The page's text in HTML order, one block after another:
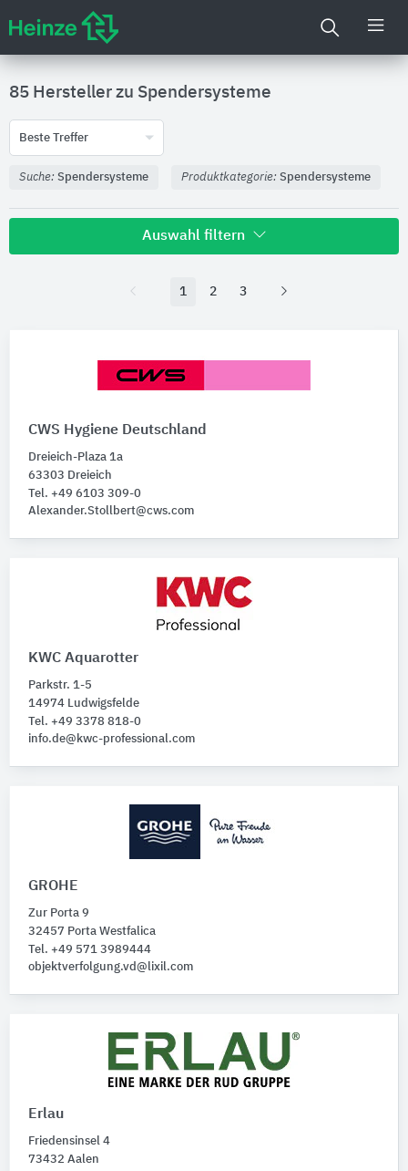
85 Hersteller zu Spendersysteme
Beste Treffer
Suche: Spendersysteme Produktkategorie: Spendersysteme
Auswahl filtern
Produktkategorie
Spendersysteme
Sanitärspender
Sanitärspender-Kombinationen
Baufunktionen
1 2 3
CWS Hygiene Deutschland
Dreieich-Plaza 1a
63303 Dreieich
Tel. +49 6103 309-0
Alexander.Stollbert@cws.com
KWC Aquarotter
Parkstr. 1-5
14974 Ludwigsfelde
Tel. +49 3378 818-0
info.de@kwc-professional.com
GROHE
Zur Porta 9
32457 Porta Westfalica
Tel. +49 571 3989444
objektverfolgung.vd@lixil.com
Erlau
Friedensinsel 4
73432 Aalen